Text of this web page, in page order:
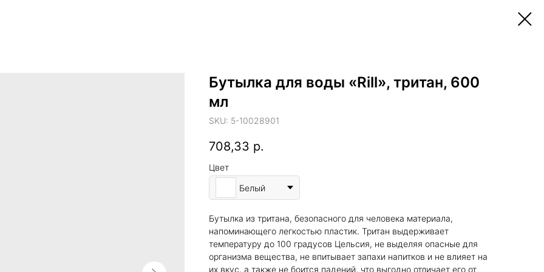
Бутылка для воды «Rill», тритан, 600
мл
SKU: 5-10028901
708,33 р.
Цвет
Белый
Бутылка из тритана, безопасного для человека материала,
напоминающего легкостью пластик. Тритан выдерживает
температуру до 100 градусов Цельсия, не выделяя опасные для
организма вещества, не впитывает запахи напитков и не влияет на
их вкус, а также не боится падений, что выгодно отличает его от